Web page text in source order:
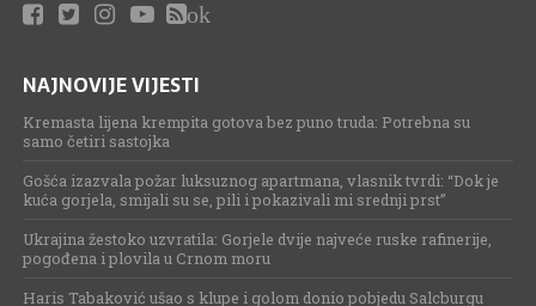
ok
NAJNOVIJE VIJESTI
Kremasta lijena krempita gotova bez puno truda: Potrebna su
samo četiri sastojka
Gošća izazvala požar luksuznog apartmana, vlasnik tvrdi: “Dok je
kuća gorjela, smijali su se, pili i pokazivali mi srednji prst”
Ukrajina žestoko uzvratila: Gorjele dvije najveće ruske rafinerije,
pogođena i plovila u Crnom moru
Haris Tabaković ušao s klupe i golom donio pobjedu Salcburgu